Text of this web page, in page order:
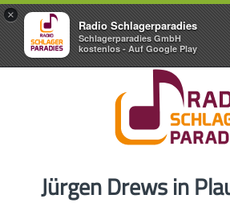
×
Radio Schlagerparadies
Schlagerparadies GmbH
kostenlos - Auf Google Play
Jürgen Drews in